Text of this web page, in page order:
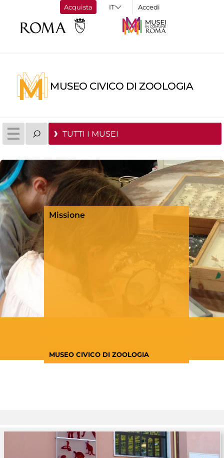
Acquista Accedi
MUSEO CIVICO DI ZOOLOGIA
TUTTI I MUSEI
Missione
MUSEO CIVICO DI ZOOLOGIA